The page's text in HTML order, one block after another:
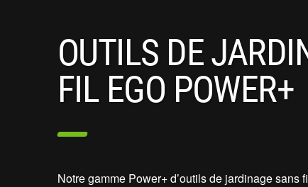
OUTILS DE
FIL EGO POWER+
Notre gamme Power+ d’outils de jardinage sans